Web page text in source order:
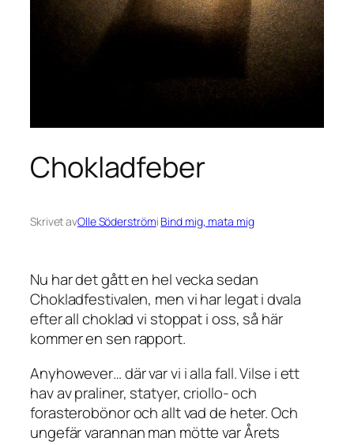
Chokladfeber
Skrivet avOlle Söderströmi Bind mig, mata mig
Nu har det gått en hel vecka sedan
Chokladfestivalen, men vi har legat i dvala
efter all choklad vi stoppat i oss, så här
kommer en sen rapport.
Anyhowever… där var vi i alla fall. Vilse i ett
hav av praliner, statyer, criollo- och
forasterobönor och allt vad de heter. Och
ungefär varannan man mötte var Årets